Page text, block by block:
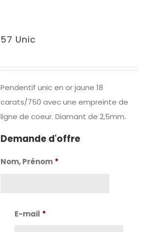
57 Unic
Pendentif unic en or jaune 18
carats/750 avec une empreinte de
ligne de coeur. Diamant de 2,5mm.
Demande d'offre
Nom, Prénom *
E-mail *